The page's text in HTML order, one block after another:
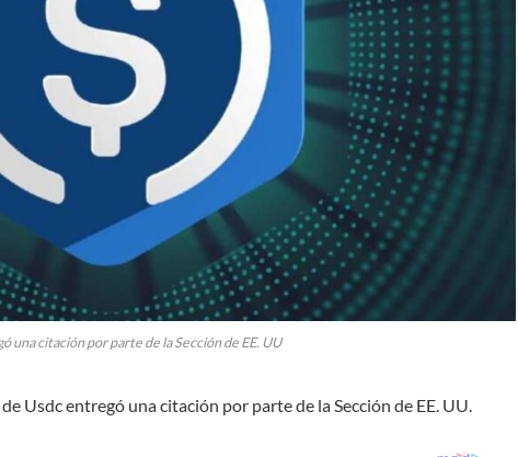
una citación por parte de la Sección de EE. UU
Usdc entregó una citación por parte de la Sección de EE. UU.